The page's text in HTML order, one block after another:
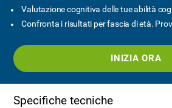
Valutazione cognitiva delle tue abilità
Confronta i risultati per fascia di età.
INIZIA ORA
Specifiche tecniche